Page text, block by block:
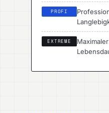
PROFI
EXTREME